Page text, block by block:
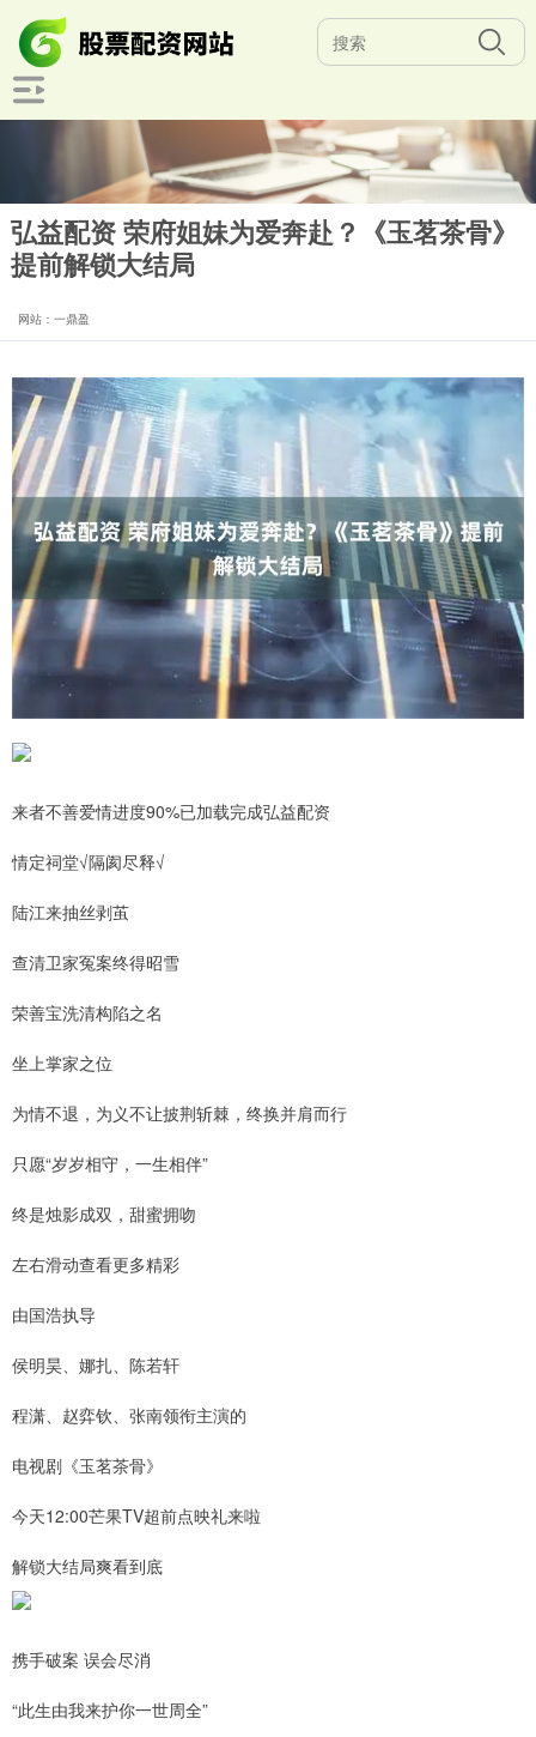
弘益配资 荣府姐妹为爱奔赴？《玉茗茶骨》
提前解锁大结局
网站：一鼎盈
来者不善爱情进度90%已加载完成弘益配资
情定祠堂√隔阂尽释√
陆江来抽丝剥茧
查清卫家冤案终得昭雪
荣善宝洗清构陷之名
坐上掌家之位
为情不退，为义不让披荆斩棘，终换并肩而行
只愿“岁岁相守，一生相伴”
终是烛影成双，甜蜜拥吻
左右滑动查看更多精彩
由国浩执导
侯明昊、娜扎、陈若轩
程潇、赵弈钦、张南领衔主演的
电视剧《玉茗茶骨》
今天12:00芒果TV超前点映礼来啦
解锁大结局爽看到底
携手破案 误会尽消
“此生由我来护你一世周全”